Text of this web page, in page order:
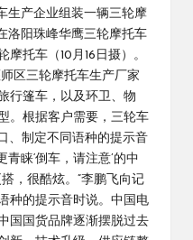
生产企业组装一辆三轮摩
阳珠峰华鹰三轮摩托车
托车（10月16日摄）。
区三轮摩托车生产厂家
行篷车，以及环卫、物
。根据客户需要，三轮车
、制定不同语种的提示音
青睐‘倒车，请注意’的中
，很酷炫。”李鹏飞向记
种的提示音时说。中国电
国国货品牌逐渐摆脱过去